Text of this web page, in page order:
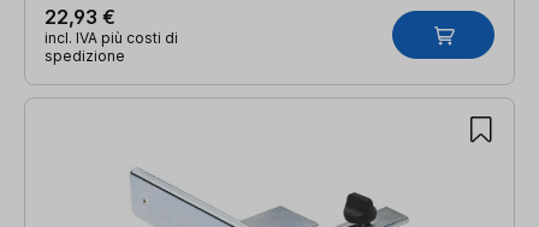
22,93 €
incl. IVA più costi di
spedizione